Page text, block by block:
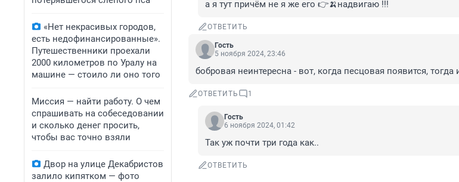
«Нет некрасивых городов,
есть недофинансированные».
Путешественники проехали
2000 километров по Уралу на
машине — стоило ли оно того
Миссия — найти работу. О чем
спрашивать на собеседовании
и сколько денег просить,
чтобы вас точно взяли
Двор на улице Декабристов
залило кипятком — фото
а я тут причём не я же его 👉🍌надвигаю !!!
ОТВЕТИТЬ
Гость
5 ноября 2024, 23:46
бобровая неинтересна - вот, когда песцовая появится, тогда
ОТВЕТИТЬ 1
Гость
6 ноября 2024, 01:42
Так уж почти три года как..
ОТВЕТИТЬ